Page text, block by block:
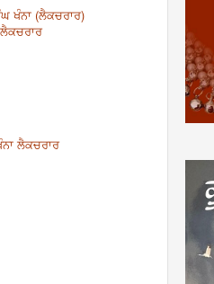
ਖੰਨਾ (ਲੈਕਚਰਾਰ)
ਲੈਕਚਰਾਰ